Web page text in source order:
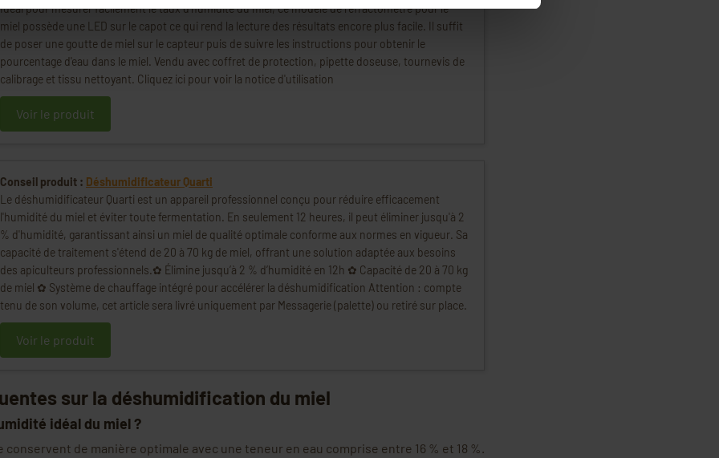
Idéal pour mesurer facilement le taux d'humidité du miel, ce modèle de réfractomètre pour le
miel possède une LED sur le capot ce qui rend la lecture des résultats encore plus facile. Il suffit
de poser une goutte de miel sur le capteur puis de suivre les instructions pour obtenir le
pourcentage d'eau dans le miel. Vendu avec coffret de protection, pipette doseuse, tournevis de
calibrage et tissu nettoyant. Cliquez ici pour voir la notice d'utilisation
Voir le produit
Conseil produit : Déshumidificateur Quarti
Le déshumidificateur Quarti est un appareil professionnel conçu pour réduire efficacement
l'humidité du miel et éviter toute fermentation. En seulement 12 heures, il peut éliminer jusqu'à 2
% d'humidité, garantissant ainsi un miel de qualité optimale conforme aux normes en vigueur. Sa
capacité de traitement s'étend de 20 à 70 kg de miel, offrant une solution adaptée aux besoins
des apiculteurs professionnels.✿ Élimine jusqu’à 2 % d’humidité en 12h ✿ Capacité de 20 à 70 kg
de miel ✿ Système de chauffage intégré pour accélérer la déshumidification Attention : compte
tenu de son volume, cet article sera livré uniquement par Messagerie (palette) ou retiré sur place.
Voir le produit
sur la déshumidification du miel
idéal du miel ?
conservent de manière optimale avec une teneur en eau comprise entre 16 % et 18 %.